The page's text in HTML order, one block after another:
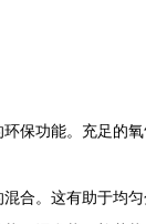
保功能。充足
合。这有助于均